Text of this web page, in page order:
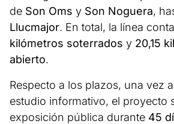
de Son Oms y Son Noguera,
Llucmajor. En total, la línea
kilómetros soterrados y 20,15
abierto.
Respecto a los plazos, una vez
estudio informativo, el proyecto
exposición pública durante 45